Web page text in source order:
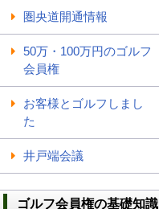
圏央道開通情報
50万・100万円のゴルフ
会員権
お客様とゴルフしまし
た
井戸端会議
ゴルフ会員権の基礎知識